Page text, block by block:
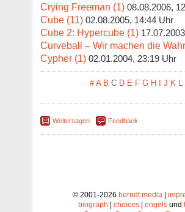
Crying Freeman (1) 08.08.2006,
Cube (11) 02.08.2005, 14:44 Uhr
Cube 2: Hypercube (1)
Curveball – Wir machen die
Cypher (1) 02.01.2004, 23:19 Uhr
# A B C D E F G H I J K L
Weitersagen Feedback
© 2001-2026 berndt media |
biograph | choices | engels und